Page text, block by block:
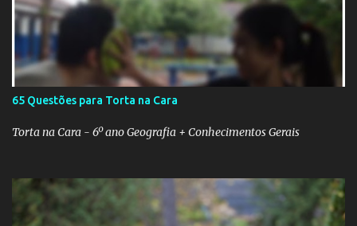
65 Questões para Torta na Cara
Torta na Cara - 6º ano Geografia + Conhecimentos Gerais